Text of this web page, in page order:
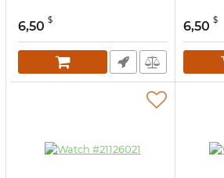
6,50 $ 6,50 $